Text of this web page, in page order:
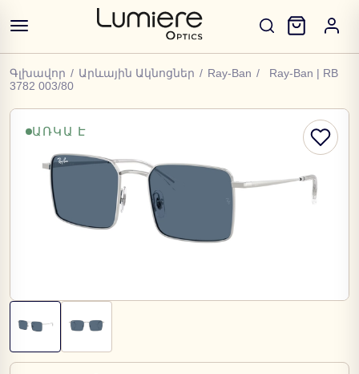
Գլխավոր / Արևային Ակնոցներ / Ray-Ban /
Ray-Ban | RB
3782 003/80
ԱՌԿԱ Է